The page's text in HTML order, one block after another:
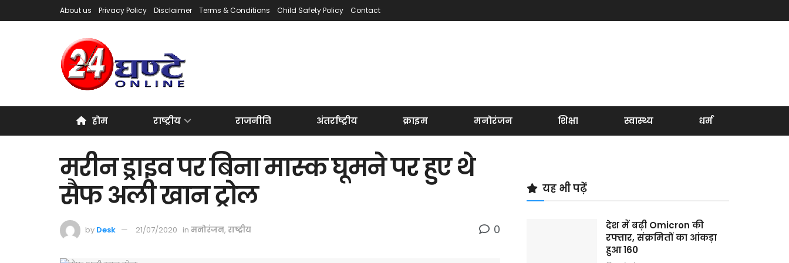
About us Privacy Policy Disclaimer Terms & Conditions Child Safety Policy Contact
होम राष्ट्रीय राजनीति अंतर्राष्ट्रीय क्राइम मनोरंजन शिक्षा स्वास्थ्य धर्म
मरीन ड्राइव पर बिना मास्क घूमने पर हुए थे
सैफ अली खान ट्रोल
by Desk 21/07/2020 in मनोरंजन, राष्ट्रीय 0
यह भी पढ़ें
देश में बढ़ी Omicron की
रफ्तार, संक्रमितों का आंकड़ा
हुआ 160